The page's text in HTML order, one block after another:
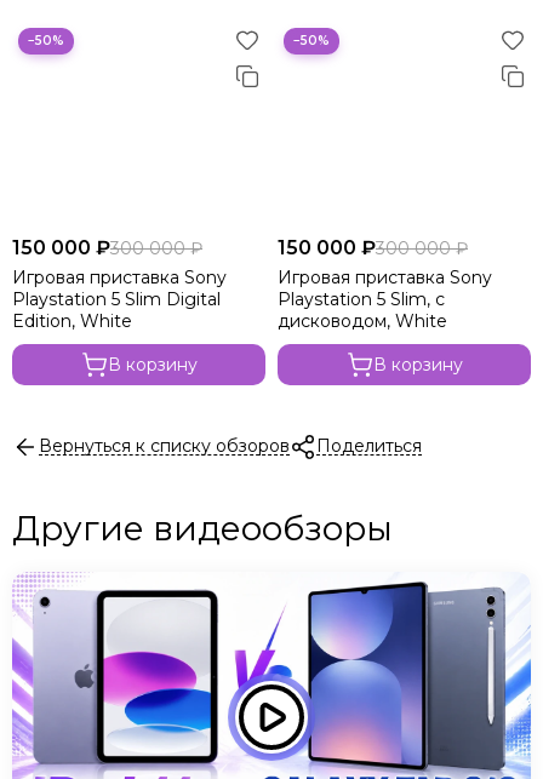
−50%
150 000 ₽300 000 ₽
Игровая приставка Sony
Playstation 5 Slim Digital
Edition, White
В корзину
−50%
150 000 ₽300 000 ₽
Игровая приставка Sony
Playstation 5 Slim, с
дисководом, White
В корзину
Вернуться к списку обзоров Поделиться
Другие видеообзоры